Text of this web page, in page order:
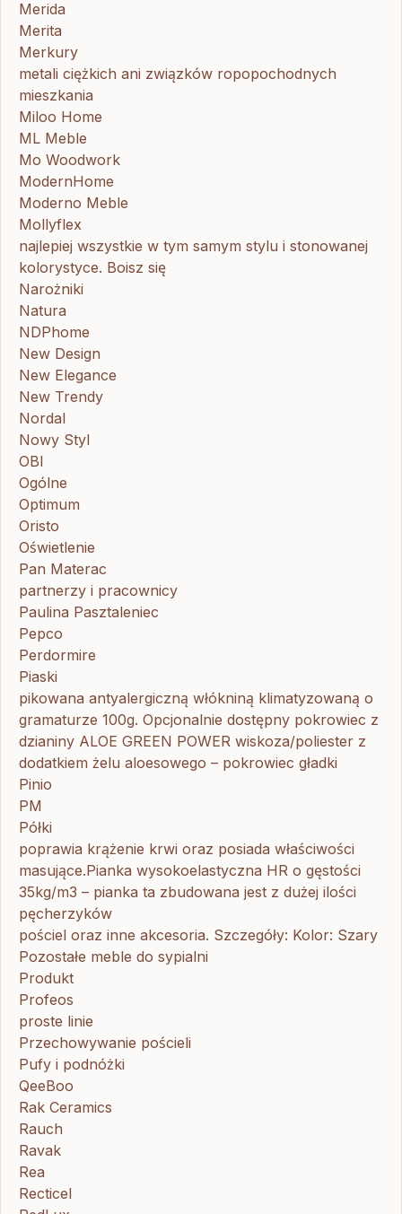
Merida
Merita
Merkury
metali ciężkich ani związków ropopochodnych
mieszkania
Miloo Home
ML Meble
Mo Woodwork
ModernHome
Moderno Meble
Mollyflex
najlepiej wszystkie w tym samym stylu i stonowanej
kolorystyce. Boisz się
Narożniki
Natura
NDPhome
New Design
New Elegance
New Trendy
Nordal
Nowy Styl
OBI
Ogólne
Optimum
Oristo
Oświetlenie
Pan Materac
partnerzy i pracownicy
Paulina Pasztaleniec
Pepco
Perdormire
Piaski
pikowana antyalergiczną włókniną klimatyzowaną o
gramaturze 100g. Opcjonalnie dostępny pokrowiec z
dzianiny ALOE GREEN POWER wiskoza/poliester z
dodatkiem żelu aloesowego – pokrowiec gładki
Pinio
PM
Półki
poprawia krążenie krwi oraz posiada właściwości
masujące.Pianka wysokoelastyczna HR o gęstości
35kg/m3 – pianka ta zbudowana jest z dużej ilości
pęcherzyków
pościel oraz inne akcesoria. Szczegóły: Kolor: Szary
Pozostałe meble do sypialni
Produkt
Profeos
proste linie
Przechowywanie pościeli
Pufy i podnóżki
QeeBoo
Rak Ceramics
Rauch
Ravak
Rea
Recticel